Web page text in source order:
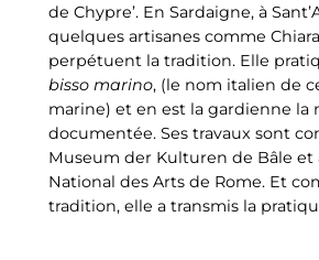
de Chypre’. En Sardaigne, à
quelques artisanes comme
perpétuent la tradition. Elle
bisso marino, (le nom italien de
marine) et en est la gardienne la
documentée. Ses travaux sont
Museum der Kulturen de Bâle et
National des Arts de Rome. Et
tradition, elle a transmis la